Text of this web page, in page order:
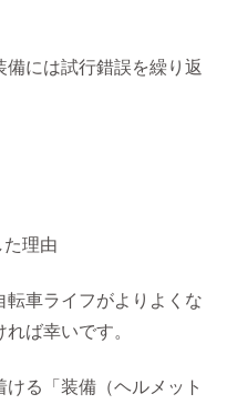
には試行錯誤を繰り返
理由
転車ライフがよりよくな
ば幸いです。
る「装備（ヘルメット